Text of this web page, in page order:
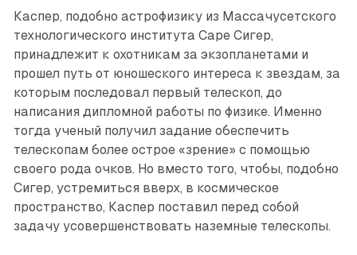
Каспер, подобно астрофизику из Массачусетского
технологического института Саре Сигер,
принадлежит к охотникам за экзопланетами и
прошел путь от юношеского интереса к звездам, за
которым последовал первый телескоп, до
написания дипломной работы по физике. Именно
тогда ученый получил задание обеспечить
телескопам более острое «зрение» с помощью
своего рода очков. Но вместо того, чтобы, подобно
Сигер, устремиться вверх, в космическое
пространство, Каспер поставил перед собой
задачу усовершенствовать наземные телескопы.